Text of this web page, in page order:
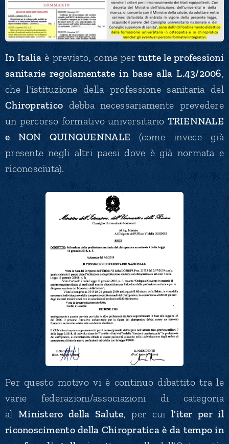
In Italia è previsto, come pertutte le professioni
sanitarie regolamentate in base alla L.43/2006,
che l'istituzione della professione sanitaria del
Chiropratico debba necessariamente prevedere
un percorso formativo universitario TRIENNALE
e NON QUINQUENNALE (come invece già
presente negli altri paesi dove è già normata e
riconosciuta).
Per questo motivo vi è continuo dibattito tra le
varie federazioni/associazioni di categoria
alMinistero della Salute, per cui l'iter per il
riconoscimento della Chiropratica è da tempo in